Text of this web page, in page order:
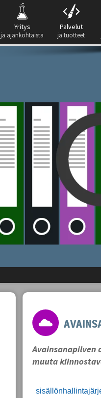
Yritys
ja ajankohtaista
Palvelut
ja tuotteet
Avainsanapilven
muuta